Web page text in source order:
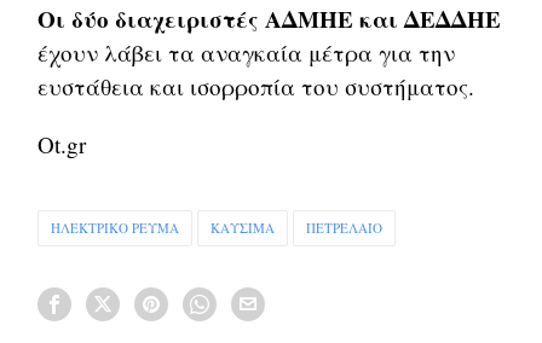
Οι δύο διαχειριστές ΑΔΜΗΕ και ΔΕΔΔΗΕ
έχουν λάβει τα αναγκαία μέτρα για την
ευστάθεια και ισορροπία του συστήματος.
Ot.gr
ΗΛΕΚΤΡΙΚΟ ΡΕΥΜΑ ΚΑΥΣΙΜΑ ΠΕΤΡΕΛΑΙΟ